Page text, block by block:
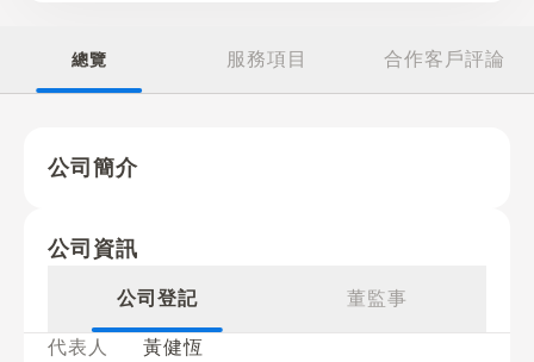
總覽 服務項目 合作客戶評論
公司簡介
公司資訊
公司登記 董監事
代表人
黃健恆